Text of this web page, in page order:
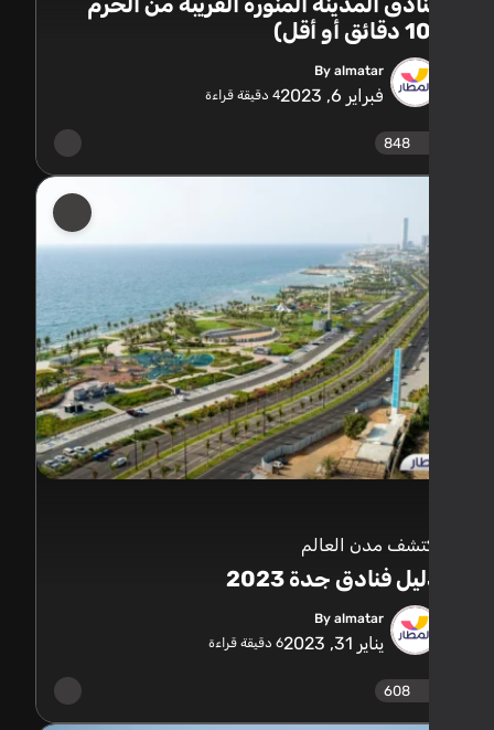
By almatar
فبراير 6, 2023 4دقيقة قراءة
مدن العالم
فنادق جدة 2023
By almatar
يناير 31, 2023 6دقيقة قراءة